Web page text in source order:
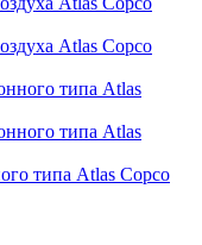
Atlas Copco
типа Atlas
типа Atlas
типа Atlas Copco